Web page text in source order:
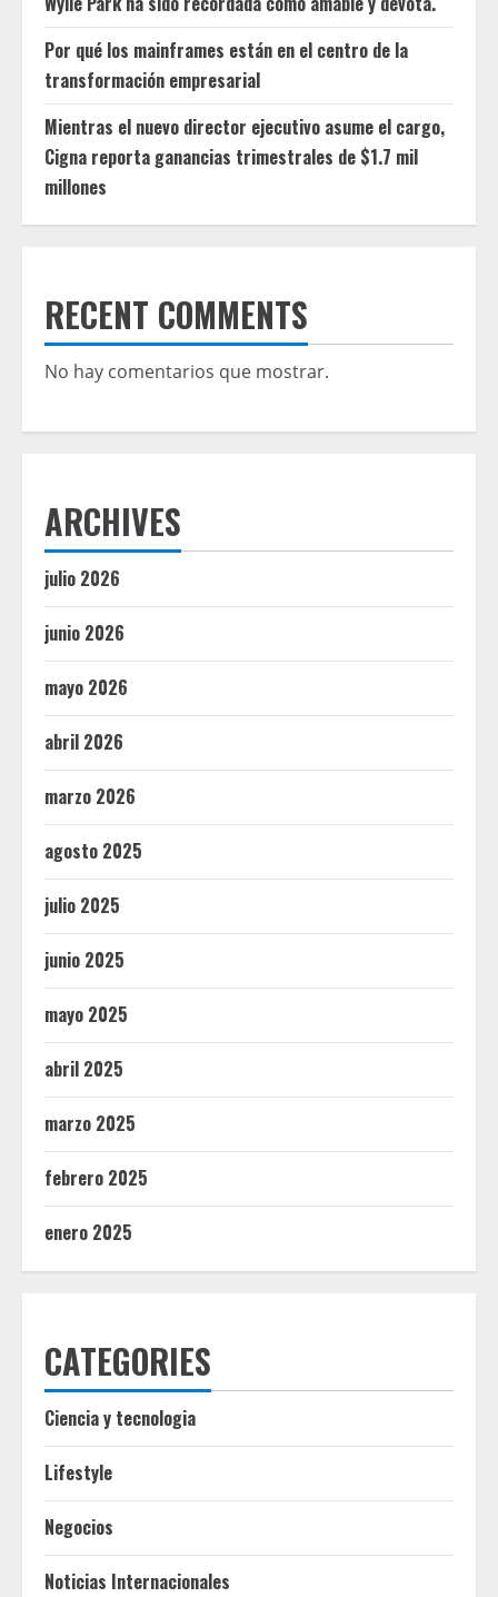
Por qué los mainframes están en el centro de la
transformación empresarial
Mientras el nuevo director ejecutivo asume el cargo,
Cigna reporta ganancias trimestrales de $1.7 mil
millones
RECENT COMMENTS
No hay comentarios que mostrar.
ARCHIVES
julio 2026
junio 2026
mayo 2026
abril 2026
marzo 2026
agosto 2025
julio 2025
junio 2025
mayo 2025
abril 2025
marzo 2025
febrero 2025
enero 2025
CATEGORIES
Ciencia y tecnologia
Lifestyle
Negocios
Noticias Internacionales